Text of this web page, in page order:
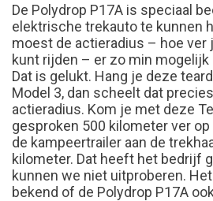
De Polydrop P17A is speciaal
elektrische trekauto te kunnen
moest de actieradius – hoe ver
kunt rijden – er zo min mogelijk
Dat is gelukt. Hang je deze
Model 3, dan scheelt dat
actieradius. Kom je met deze
gesproken 500 kilometer ver
de kampeertrailer aan de
kilometer. Dat heeft het bedrijf
kunnen we niet uitproberen.
bekend of de Polydrop P17A